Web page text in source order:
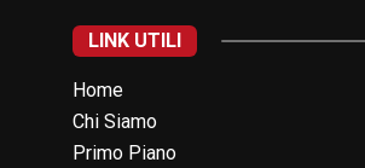
LINK UTILI
Home
Chi Siamo
Primo Piano